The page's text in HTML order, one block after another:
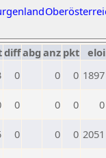
diffabg anz pkt eloi
0 0 0 1897
0 0 0 0
0 0 0 2051